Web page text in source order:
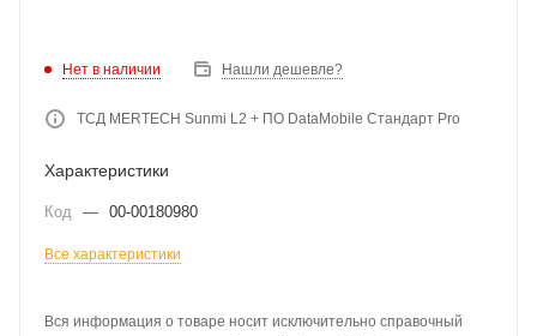
Нет в наличии Нашли дешевле?
ТСД MERTECH Sunmi L2 + ПО DataMobile Стандарт Pro
Характеристики
Код — 00-00180980
Все характеристики
Вся информация о товаре носит исключительно справочный